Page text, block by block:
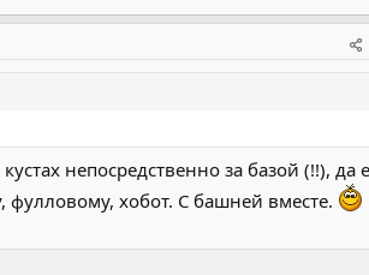
непосредственно за базой (!!), да
фулловому, хобот. С башней вместе.